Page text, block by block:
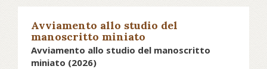
Avviamento allo studio del
manoscritto miniato
Avviamento allo studio del manoscritto
miniato (2026)